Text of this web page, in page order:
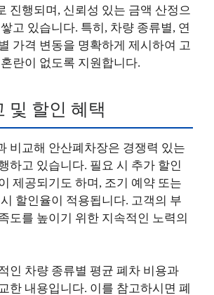
진행되며, 신뢰성 있는 금액 산정으
고 있습니다. 특히, 차량 종류별, 연
가격 변동을 명확하게 제시하여 고
란이 없도록 지원합니다.
및 할인 혜택
비교해 안산폐차장은 경쟁력 있는
하고 있습니다. 필요 시 추가 할인
제공되기도 하며, 조기 예약 또는
할인율이 적용됩니다. 고객의 부
도를 높이기 위한 지속적인 노력의
인 차량 종류별 평균 폐차 비용과
한 내용입니다. 이를 참고하시면 폐